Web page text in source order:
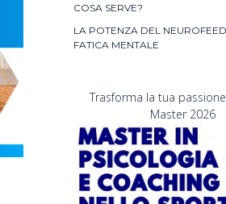
COSA SERVE?
LA POTENZA DEL
FATICA MENTALE
Trasforma la tua
Master 2026